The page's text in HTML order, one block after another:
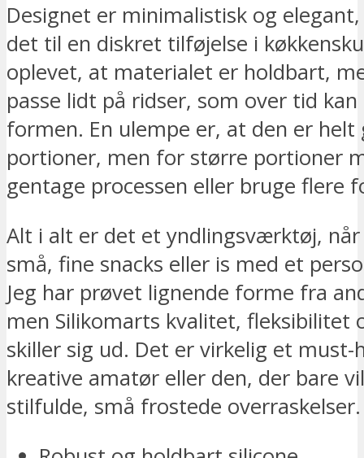
Designet er minimalistisk og
det til en diskret tilføjelse i
oplevet, at materialet er holdbart,
passe lidt på ridser, som over tid kan
formen. En ulempe er, at den er helt
portioner, men for større portioner
gentage processen eller bruge flere
Alt i alt er det et yndlingsværktøj, når
små, fine snacks eller is med et
Jeg har prøvet lignende forme fra
men Silikomarts kvalitet, fleksibilitet
skiller sig ud. Det er virkelig et must-
kreative amatør eller den, der bare
stilfulde, små frostede overraskelser.